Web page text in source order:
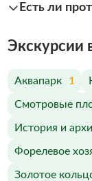
Есть ли
Экскурсии
Аквапарк 1
Смотровые
История и
Форелевое
Золотое